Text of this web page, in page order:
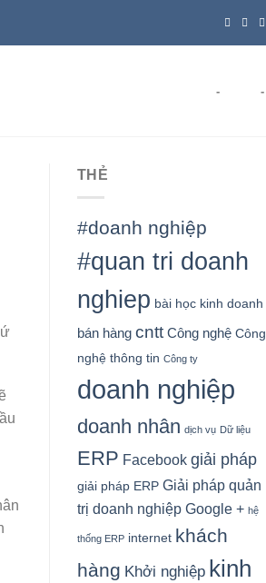
- -
THẺ
#doanh nghiệp
#quan tri doanh
nghiep bài học kinh doanh
bán hàng cntt Công nghệ Công
nghệ thông tin Công ty
doanh nghiệp
doanh nhân dịch vụ Dữ liệu
ERP Facebook giải pháp
giải pháp ERP Giải pháp quản
trị doanh nghiệp Google + hệ
thống ERP internet khách
hàng Khởi nghiệp kinh